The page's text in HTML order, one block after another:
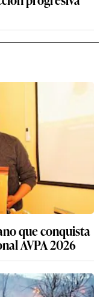
que conquista
AVPA 2026